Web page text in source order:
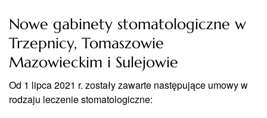
Nowe gabinety stomatologiczne w
Trzepnicy, Tomaszowie
Mazowieckim i Sulejowie
Od 1 lipca 2021 r. zostały zawarte następujące umowy w
rodzaju leczenie stomatologiczne: